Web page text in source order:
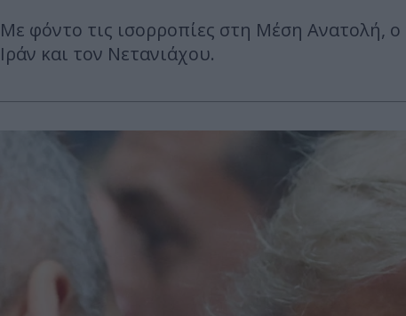
Με φόντο τις ισορροπίες στη Μέση Ανατολή,
Ιράν και τον Νετανιάχου.